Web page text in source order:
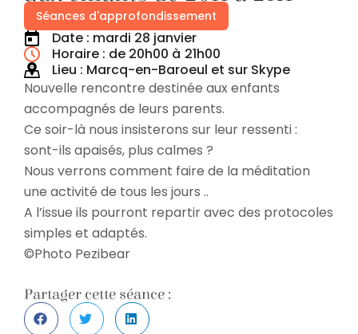
Séances d'approfondissement
Date : mardi 28 janvier
Horaire : de 20h00 à 21h00
Lieu : Marcq-en-Baroeul et sur Skype
Nouvelle rencontre destinée aux enfants
accompagnés de leurs parents.
Ce soir-là nous insisterons sur leur ressenti :
sont-ils apaisés, plus calmes ?
Nous verrons comment faire de la méditation
une activité de tous les jours ..
A l’issue ils pourront repartir avec des protocoles
simples et adaptés.
©Photo Pezibear
Partager cette séance :